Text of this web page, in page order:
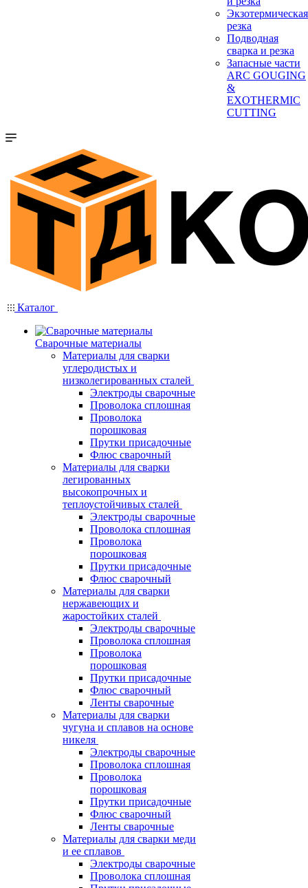
Экзотермическая
резка
Подводная
сварка и резка
Запасные части
ARC GOUGING
&
EXOTHERMIC
CUTTING
Каталог
Сварочные материалы
Материалы для сварки
углеродистых и
низколегированных сталей
Электроды сварочные
Проволока сплошная
Проволока
порошковая
Прутки присадочные
Флюс сварочный
Материалы для сварки
легированных
высокопрочных и
теплоустойчивых сталей
Электроды сварочные
Проволока сплошная
Проволока
порошковая
Прутки присадочные
Флюс сварочный
Материалы для сварки
нержавеющих и
жаростойких сталей
Электроды сварочные
Проволока сплошная
Проволока
порошковая
Прутки присадочные
Флюс сварочный
Ленты сварочные
Материалы для сварки
чугуна и сплавов на основе
никеля
Электроды сварочные
Проволока сплошная
Проволока
порошковая
Прутки присадочные
Флюс сварочный
Ленты сварочные
Материалы для сварки меди
и ее сплавов
Электроды сварочные
Проволока сплошная